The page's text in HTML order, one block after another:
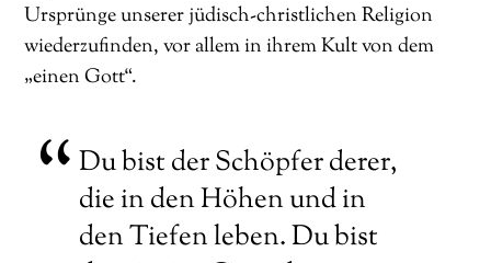
Ursprünge unserer jüdisch-christlichen Religion
wiederzufinden, vor allem in ihrem Kult von dem
„einen Gott“.
Du bist der Schöpfer derer,
die in den Höhen und in
den Tiefen leben. Du bist